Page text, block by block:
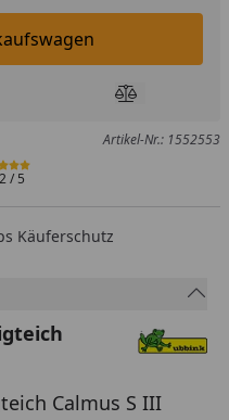
Einkaufswagen legen
hinzufügenProdukt
Artikel-Nr.: 1552553
/ 5
Käuferschutz
Calmus S III